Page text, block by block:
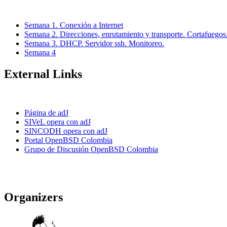
Semana 1. Conexión a Internet
Semana 2. Direcciones, enrutamiento y transporte.
Semana 3. DHCP. Servidor ssh. Monitoreo.
Semana 4
External Links
Página de adJ
SIVeL opera con adJ
SINCODH opera con adJ
Portal OpenBSD Colombia
Grupo de Discusión OpenBSD Colombia
Organizers